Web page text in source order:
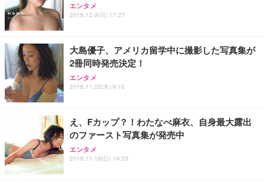
エンタメ
2018.12.9(日) 17:27
大島優子、アメリカ留学中に撮影した写真集が
2冊同時発売決定！
エンタメ
2018.11.22(木) 9:10
え、Fカップ？！わたなべ麻衣、自身最大露出
のファースト写真集が発売中
エンタメ
2018.11.18(日) 19:33